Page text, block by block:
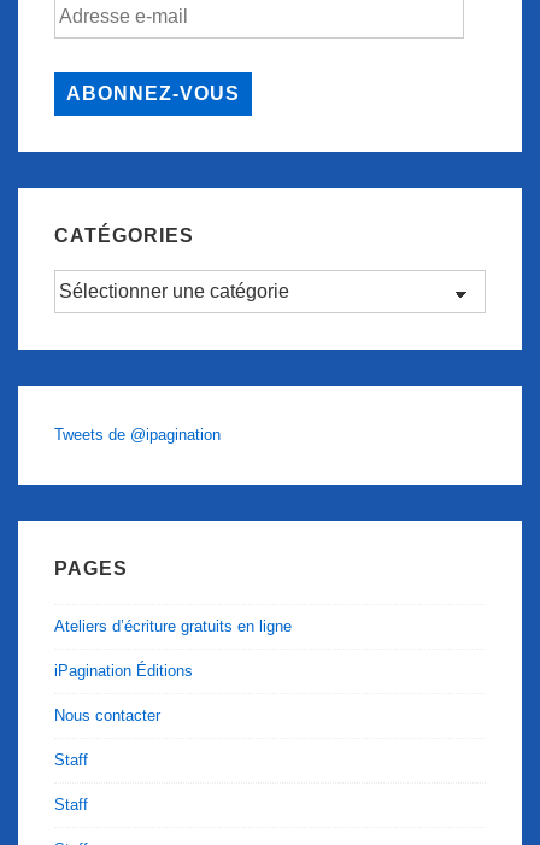
Adresse
ABONNEZ-VOUS
CATÉGORIES
Catégories
Tweets de @ipagination
PAGES
Ateliers d’écriture gratuits en ligne
iPagination Éditions
Nous contacter
Staff
Staff